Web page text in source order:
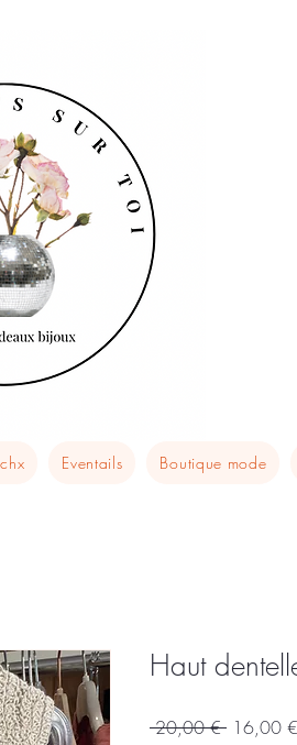
Eventails Boutique mode
Haut
20,00 € Prix
16,00 €